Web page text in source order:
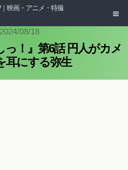
映画・アニメ・特撮
2024/08/18
っ！』第6話 円人がカメ
耳にする弥生